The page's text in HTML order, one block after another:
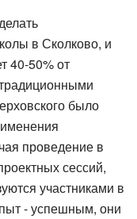
в Сколково, и
40-50% от
было
проведение в
сессий,
участниками в
- успешным, они